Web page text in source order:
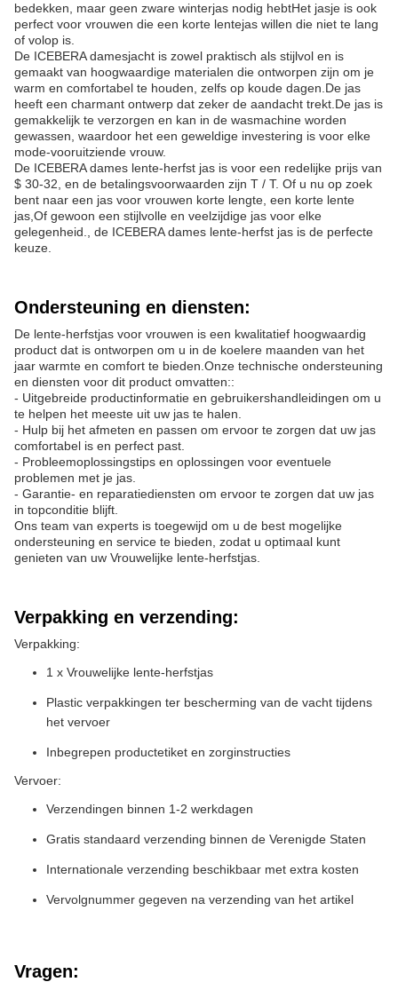
bedekken, maar geen zware winterjas nodig hebtHet jasje is ook
perfect voor vrouwen die een korte lentejas willen die niet te lang
of volop is.
De ICEBERA damesjacht is zowel praktisch als stijlvol en is
gemaakt van hoogwaardige materialen die ontworpen zijn om je
warm en comfortabel te houden, zelfs op koude dagen.De jas
heeft een charmant ontwerp dat zeker de aandacht trekt.De jas is
gemakkelijk te verzorgen en kan in de wasmachine worden
gewassen, waardoor het een geweldige investering is voor elke
mode-vooruitziende vrouw.
De ICEBERA dames lente-herfst jas is voor een redelijke prijs van
$ 30-32, en de betalingsvoorwaarden zijn T / T. Of u nu op zoek
bent naar een jas voor vrouwen korte lengte, een korte lente
jas,Of gewoon een stijlvolle en veelzijdige jas voor elke
gelegenheid., de ICEBERA dames lente-herfst jas is de perfecte
keuze.
Ondersteuning en diensten:
De lente-herfstjas voor vrouwen is een kwalitatief hoogwaardig
product dat is ontworpen om u in de koelere maanden van het
jaar warmte en comfort te bieden.Onze technische ondersteuning
en diensten voor dit product omvatten::
- Uitgebreide productinformatie en gebruikershandleidingen om u
te helpen het meeste uit uw jas te halen.
- Hulp bij het afmeten en passen om ervoor te zorgen dat uw jas
comfortabel is en perfect past.
- Probleemoplossingstips en oplossingen voor eventuele
problemen met je jas.
- Garantie- en reparatiediensten om ervoor te zorgen dat uw jas
in topconditie blijft.
Ons team van experts is toegewijd om u de best mogelijke
ondersteuning en service te bieden, zodat u optimaal kunt
genieten van uw Vrouwelijke lente-herfstjas.
Verpakking en verzending:
Verpakking:
1 x Vrouwelijke lente-herfstjas
Plastic verpakkingen ter bescherming van de vacht tijdens
het vervoer
Inbegrepen productetiket en zorginstructies
Vervoer:
Verzendingen binnen 1-2 werkdagen
Gratis standaard verzending binnen de Verenigde Staten
Internationale verzending beschikbaar met extra kosten
Vervolgnummer gegeven na verzending van het artikel
Vragen: